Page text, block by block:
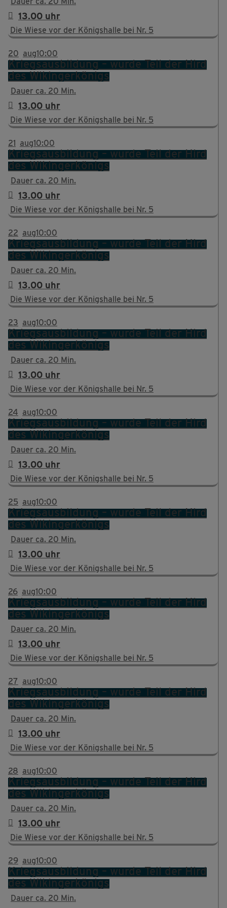
13.00 uhr
Die Wiese vor der Königshalle bei Nr. 5
20 aug10:00
Kriegsausbildung – wurde Teil der Hird
des Wikingerkönigs
Dauer ca. 20 Min.
13.00 uhr
Die Wiese vor der Königshalle bei Nr. 5
21 aug10:00
Kriegsausbildung – wurde Teil der Hird
des Wikingerkönigs
Dauer ca. 20 Min.
13.00 uhr
Die Wiese vor der Königshalle bei Nr. 5
22 aug10:00
Kriegsausbildung – wurde Teil der Hird
des Wikingerkönigs
Dauer ca. 20 Min.
13.00 uhr
Die Wiese vor der Königshalle bei Nr. 5
23 aug10:00
Kriegsausbildung – wurde Teil der Hird
des Wikingerkönigs
Dauer ca. 20 Min.
13.00 uhr
Die Wiese vor der Königshalle bei Nr. 5
24 aug10:00
Kriegsausbildung – wurde Teil der Hird
des Wikingerkönigs
Dauer ca. 20 Min.
13.00 uhr
Die Wiese vor der Königshalle bei Nr. 5
25 aug10:00
Kriegsausbildung – wurde Teil der Hird
des Wikingerkönigs
Dauer ca. 20 Min.
13.00 uhr
Die Wiese vor der Königshalle bei Nr. 5
26 aug10:00
Kriegsausbildung – wurde Teil der Hird
des Wikingerkönigs
Dauer ca. 20 Min.
13.00 uhr
Die Wiese vor der Königshalle bei Nr. 5
27 aug10:00
Kriegsausbildung – wurde Teil der Hird
des Wikingerkönigs
Dauer ca. 20 Min.
13.00 uhr
Die Wiese vor der Königshalle bei Nr. 5
28 aug10:00
Kriegsausbildung – wurde Teil der Hird
des Wikingerkönigs
Dauer ca. 20 Min.
13.00 uhr
Die Wiese vor der Königshalle bei Nr. 5
29 aug10:00
Kriegsausbildung – wurde Teil der Hird
des Wikingerkönigs
Dauer ca. 20 Min.